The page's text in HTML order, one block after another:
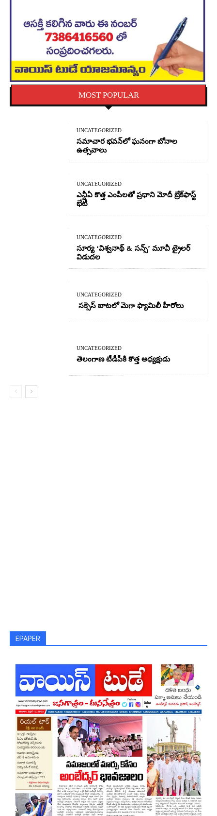
MOST POPULAR
UNCATEGORIZED
సమాచార భవన్‌లో ఘనంగా బోనాల
ఉత్సవాలు
UNCATEGORIZED
ఎన్డీఏ కొత్త ఎంపీలతో ప్రధాని మోదీ బ్రేక్‌ఫాస్ట్
భేటీ
UNCATEGORIZED
సూర్య ‘విశ్వనాథ్ & సన్స్’ మూవీ ట్రైలర్
విడుదల
UNCATEGORIZED
సక్సెస్ బాటలో మెగా ఫ్యామిలీ హీరోలు
UNCATEGORIZED
తెలంగాణ టీడీపీకి కొత్త అధ్యక్షుడు
EPAPER